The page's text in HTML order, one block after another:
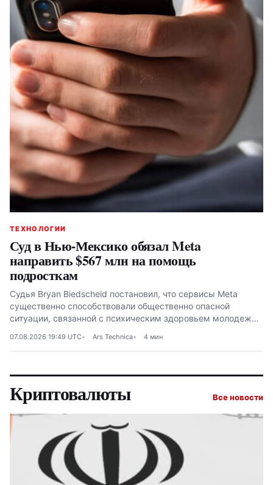
ТЕХНОЛОГИИ
Суд в Нью-Мексико обязал Meta
направить $567 млн на помощь
подросткам
Судья Bryan Biedscheid постановил, что сервисы Meta
существенно способствовали общественно опасной
ситуации, связанной с психическим здоровьем молодежи
07.08.2026 19:49 UTC Ars Technica 4 мин
Криптовалюты Все новости